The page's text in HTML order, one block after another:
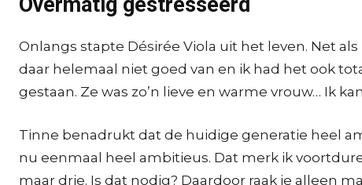
Onlangs stapte Désirée Viola uit het leven. Net
daar helemaal niet goed van en ik had het ook
gestaan. Ze was zo’n lieve en warme vrouw… Ik
Tinne benadrukt dat de huidige generatie heel
nu eenmaal heel ambitieus. Dat merk ik
maar drie. Is dat nodig? Daardoor raak je alleen